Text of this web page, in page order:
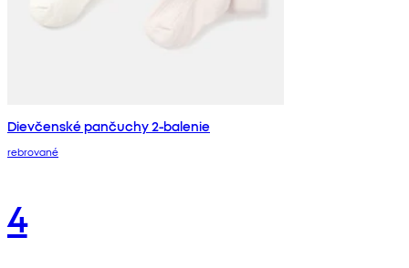
Dievčenské pančuchy 2-balenie
rebrované
4